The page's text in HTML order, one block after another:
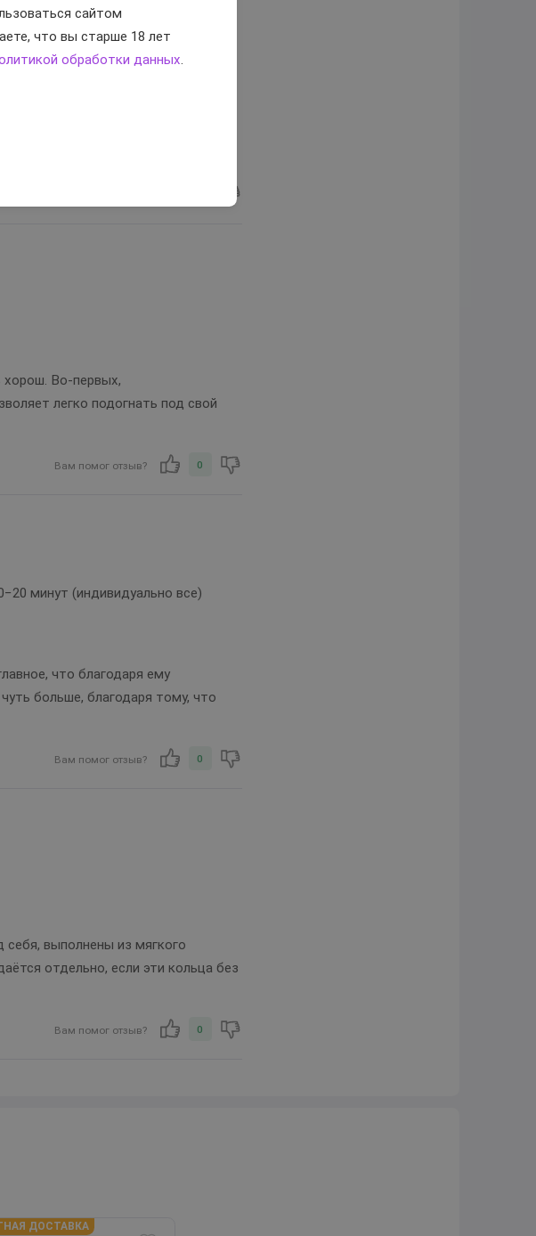
использования, можно
хорош. Во-первых,
легко подогнать под свой
Вам помог отзыв? 0
минут (индивидуально все)
что благодаря ему
больше, благодаря тому, что
Вам помог отзыв? 0
выполнены из мягкого
отдельно, если эти кольца без
Вам помог отзыв? 0
ДОСТАВКА
сайтом
что вы старше 18 лет
обработки данных.